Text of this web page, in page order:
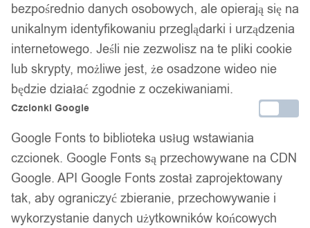
Gwarancja producenta
Wsparcie w zakupie
Podobne produkty
Produkty, które mogą Cię zainteresować
bezpośrednio danych osobowych, ale opierają się na
unikalnym identyfikowaniu przeglądarki i urządzenia
internetowego. Jeśli nie zezwolisz na te pliki cookie
lub skrypty, możliwe jest, że osadzone wideo nie
będzie działać zgodnie z oczekiwaniami.
Czcionki Google
Google Fonts to biblioteka usług wstawiania
czcionek. Google Fonts są przechowywane na CDN
Google. API Google Fonts został zaprojektowany
tak, aby ograniczyć zbieranie, przechowywanie i
wykorzystanie danych użytkowników końcowych